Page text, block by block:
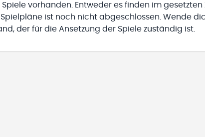
Spiele vorhanden. Entweder es finden im
ist noch nicht abgeschlossen. Wende
der für die Ansetzung der Spiele zuständig ist.